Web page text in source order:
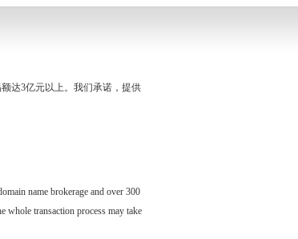
达3亿元以上。我们承诺，提供
name brokerage and over 300
whole transaction process may take